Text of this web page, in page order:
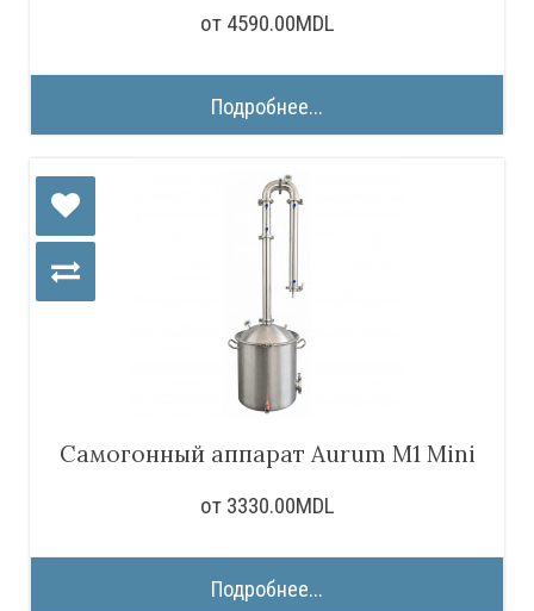
от 4590.00MDL
Подробнее...
Самогонный аппарат Aurum M1 Mini
от 3330.00MDL
Подробнее...